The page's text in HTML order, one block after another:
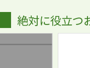
絶対に役立つ